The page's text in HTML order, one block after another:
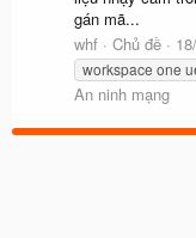
gán mã...
whf
Chủ đề
workspace one
An ninh mạng